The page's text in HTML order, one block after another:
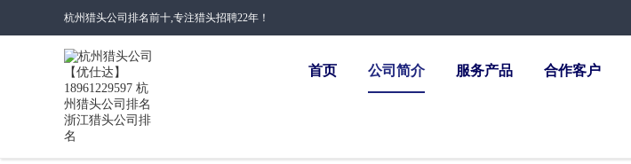
杭州猎头公司排名前十,专注猎头招聘22年！
首页 公司简介 服务产品 合作客户